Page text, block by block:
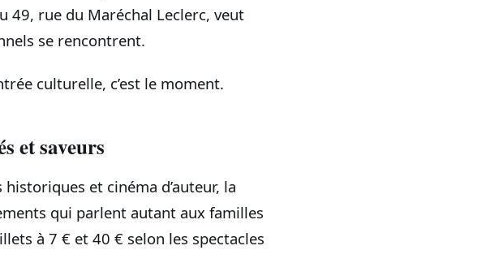
rue du Maréchal Leclerc, veut
se rencontrent.
culturelle, c’est le moment.
et saveurs
et cinéma d’auteur, la
qui parlent autant aux familles
à 7 € et 40 € selon les spectacles